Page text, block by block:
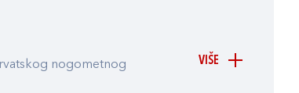
VIŠE
nogometnog